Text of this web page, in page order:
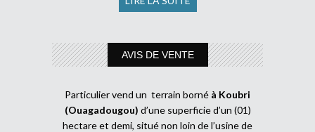
AVIS DE VENTE
Particulier vend un terrain borné à Koubri
(Ouagadougou) d’une superficie d’un (01)
hectare et demi, situé non loin de l’usine de